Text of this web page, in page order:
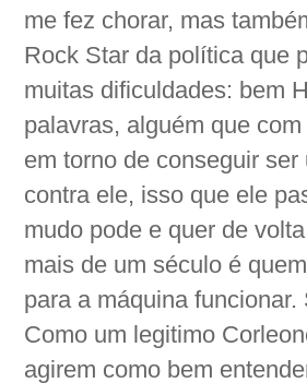
me fez chorar, mas
Rock Star da política que
muitas dificuldades: bem
palavras, alguém que
em torno de conseguir
contra ele, isso que ele
mudo pode e quer de
mais de um século é
para a máquina
Como um legitimo
agirem como bem